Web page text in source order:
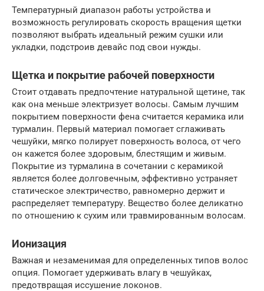
Температурный диапазон работы устройства и
возможность регулировать скорость вращения щетки
позволяют выбрать идеальный режим сушки или
укладки, подстроив девайс под свои нужды.
Щетка и покрытие рабочей поверхности
Стоит отдавать предпочтение натуральной щетине, так
как она меньше электризует волосы. Самым лучшим
покрытием поверхности фена считается керамика или
турмалин. Первый материал помогает сглаживать
чешуйки, мягко полирует поверхность волоса, от чего
он кажется более здоровым, блестящим и живым.
Покрытие из турмалина в сочетании с керамикой
является более долговечным, эффективно устраняет
статическое электричество, равномерно держит и
распределяет температуру. Вещество более деликатно
по отношению к сухим или травмированным волосам.
Ионизация
Важная и незаменимая для определенных типов волос
опция. Помогает удерживать влагу в чешуйках,
предотвращая иссушение локонов.